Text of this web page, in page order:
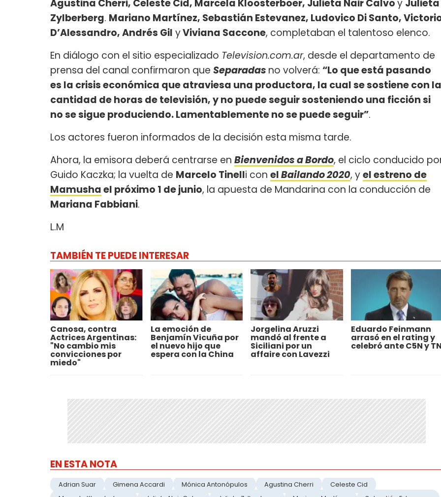
Agustina Cherri, Celeste Cid, Marcela Kloosterboer, Julieta Nair Calvoy Julieta
Zylberberg. Mariano Martínez, Sebastián Estevanez, Ludovico Di Santo,
D’Alessandro, Andrés Gil yViviana Saccone, completaban el talentoso elenco.
En diálogo con el sitio especializado Television.com.ar, desde el departamento de
prensa del canal confirmaron que Separadas no volverá: “Lo que está pasando
es la crisis económica que atraviesa una productora, la cual se sostiene con la
cantidad de horas de televisión, y no puede seguir sosteniendo una ficción si
no se sigue produciendo. Lamentablemente no se puede seguir”.
Los actores fueron informados de la decisión esta misma tarde.
Ahora, la emisora deberá centrarse en Bienvenidos a Bordo, el ciclo conducido
Guido Kaczka; la vuelta de Marcelo Tinelli con elBailando 2020, yel estreno de
Mamushael próximo 1 de junio, la apuesta de Mandarina con la conducción de
Mariana Fabbiani.
L.M
TAMBIÉN TE PUEDE INTERESAR
Canosa, contra
Actrices Argentinas:
"No cambio mis
convicciones por
miedo"
La emoción de
Benjamín Vicuña por
el nuevo hijo que
espera con la China
Jorgelina Aruzzi
mandó al frente a
Siciliani por un
affaire con Lavezzi
Eduardo Feinmann
arrasó en el rating y
celebró ante C5N y
EN ESTA NOTA
Adrian Suar Gimena Accardi Mónica Antonópulos Agustina Cherri
Celeste Cid